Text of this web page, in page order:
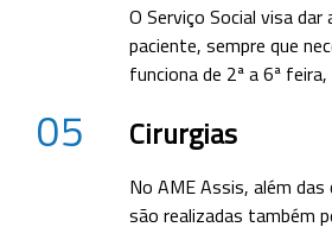
O Serviço Social visa
paciente, sempre que
funciona de 2ª a 6ª
05 Cirurgias
No AME Assis, além
são realizadas também